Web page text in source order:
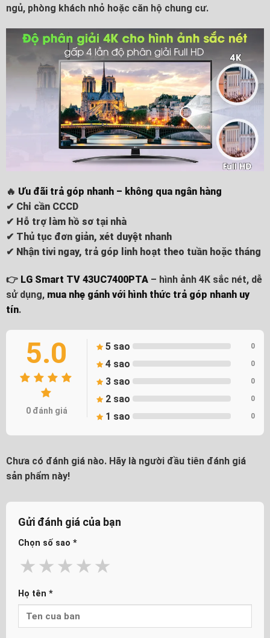
ngủ, phòng khách nhỏ hoặc căn hộ chung cư.
🔥 Ưu đãi trả góp nhanh – không qua ngân hàng
✔ Chỉ cần CCCD
✔ Hỗ trợ làm hồ sơ tại nhà
✔ Thủ tục đơn giản, xét duyệt nhanh
✔ Nhận tivi ngay, trả góp linh hoạt theo tuần hoặc tháng
👉 LG Smart TV 43UC7400PTA – hình ảnh 4K sắc nét, dễ
sử dụng, mua nhẹ gánh với hình thức trả góp nhanh uy
tín.
5.0
0 đánh giá
5 sao 0
4 sao 0
3 sao 0
2 sao 0
1 sao 0
Chưa có đánh giá nào. Hãy là người đầu tiên đánh giá
sản phẩm này!
Gửi đánh giá của bạn
Chọn số sao *
★
★
★
★
★
Họ tên *